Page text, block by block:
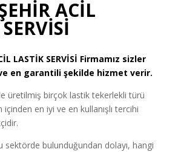
ACİL
LASTİK SERVİSİ Firmamız sizler
en garantili şekilde hizmet verir.
üretilmiş birçok lastik tekerlekli türü
içinden en iyi ve en kullanışlı tercihi
sektörde bulunduğundan dolayı, hangi